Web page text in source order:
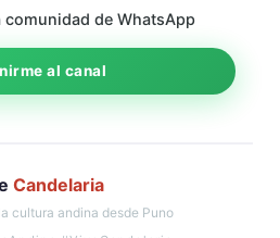
comunidad de WhatsApp
al canal
Candelaria
cultura andina desde Puno